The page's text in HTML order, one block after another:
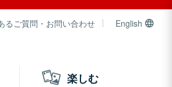
るご質問・お問い合わせ English
楽しむ